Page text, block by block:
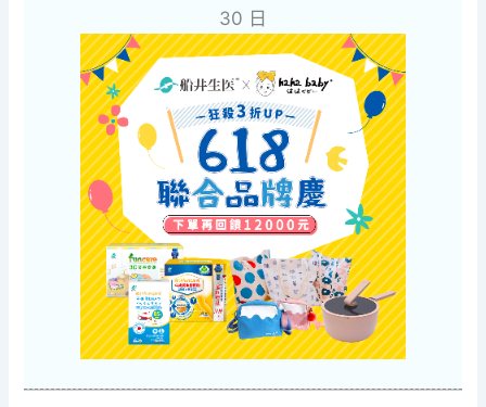
30 日